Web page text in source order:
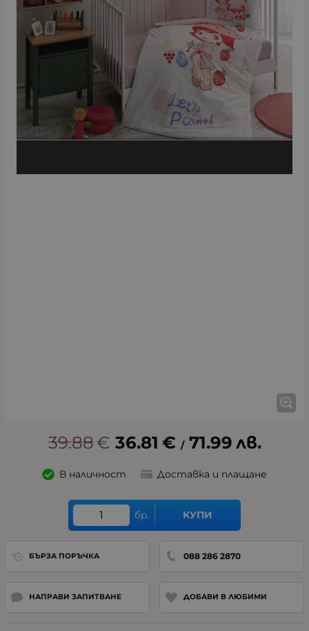
39.88€ 36.81 € / 71.99 лв.
В наличност Доставка и плащане
бр. КУПИ
БЪРЗА ПОРЪЧКА 088 286 2870
НАПРАВИ ЗАПИТВАНЕ ДОБАВИ В ЛЮБИМИ